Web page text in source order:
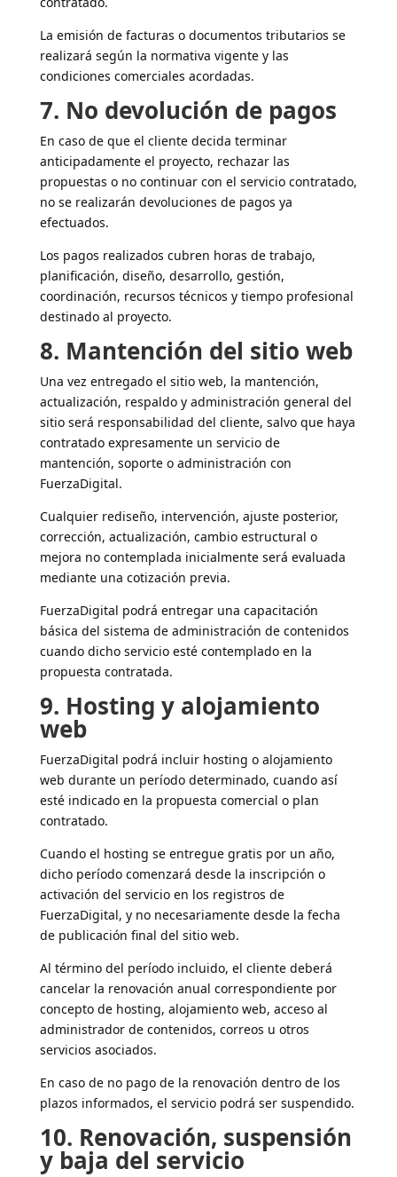
La emisión de facturas o documentos tributarios se
realizará según la normativa vigente y las
condiciones comerciales acordadas.
7. No devolución de pagos
En caso de que el cliente decida terminar
anticipadamente el proyecto, rechazar las
propuestas o no continuar con el servicio contratado,
no se realizarán devoluciones de pagos ya
efectuados.
Los pagos realizados cubren horas de trabajo,
planificación, diseño, desarrollo, gestión,
coordinación, recursos técnicos y tiempo profesional
destinado al proyecto.
8. Mantención del sitio web
Una vez entregado el sitio web, la mantención,
actualización, respaldo y administración general del
sitio será responsabilidad del cliente, salvo que haya
contratado expresamente un servicio de
mantención, soporte o administración con
FuerzaDigital.
Cualquier rediseño, intervención, ajuste posterior,
corrección, actualización, cambio estructural o
mejora no contemplada inicialmente será evaluada
mediante una cotización previa.
FuerzaDigital podrá entregar una capacitación
básica del sistema de administración de contenidos
cuando dicho servicio esté contemplado en la
propuesta contratada.
9. Hosting y alojamiento
web
FuerzaDigital podrá incluir hosting o alojamiento
web durante un período determinado, cuando así
esté indicado en la propuesta comercial o plan
contratado.
Cuando el hosting se entregue gratis por un año,
dicho período comenzará desde la inscripción o
activación del servicio en los registros de
FuerzaDigital, y no necesariamente desde la fecha
de publicación final del sitio web.
Al término del período incluido, el cliente deberá
cancelar la renovación anual correspondiente por
concepto de hosting, alojamiento web, acceso al
administrador de contenidos, correos u otros
servicios asociados.
En caso de no pago de la renovación dentro de los
plazos informados, el servicio podrá ser suspendido.
10. Renovación, suspensión
y baja del servicio